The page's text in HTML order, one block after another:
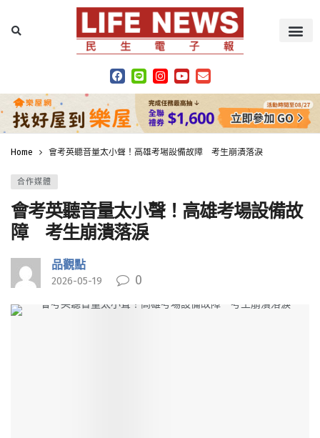
Home 會考英聽音量太小聲！高雄考場設備故障 考生崩潰落淚
合作媒體
會考英聽音量太小聲！高雄考場設備故
障 考生崩潰落淚
品觀點
2026-05-19 0